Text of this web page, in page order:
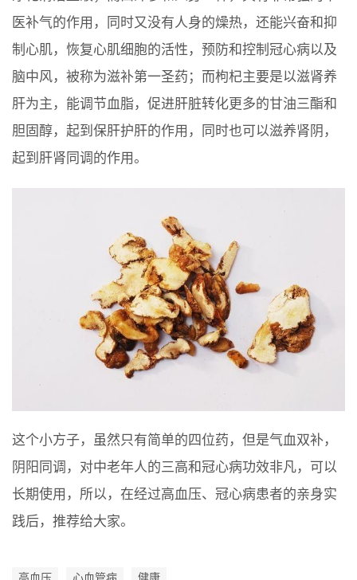
医补气的作用，同时又没有人身的燥热，还能兴奋和抑
制心肌，恢复心肌细胞的活性，预防和控制冠心病以及
脑中风，被称为滋补第一圣药；而枸杞主要是以滋肾养
肝为主，能调节血脂，促进肝脏转化更多的甘油三酯和
胆固醇，起到保肝护肝的作用，同时也可以滋养肾阴，
起到肝肾同调的作用。
这个小方子，虽然只有简单的四位药，但是气血双补，
阴阳同调，对中老年人的三高和冠心病功效非凡，可以
长期使用，所以，在经过高血压、冠心病患者的亲身实
践后，推荐给大家。
高血压 心血管病 健康